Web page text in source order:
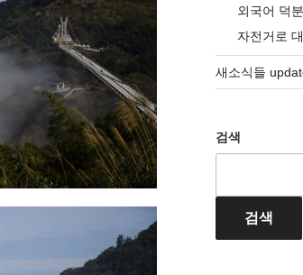
외국어 덕
자전거로
새소식들
검색
검색